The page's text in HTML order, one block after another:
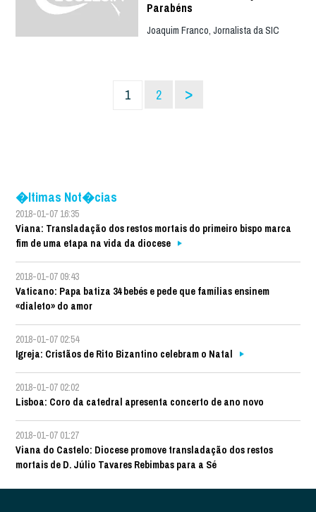
Parabéns
Joaquim Franco, Jornalista da SIC
1 2 >
�ltimas Not�cias
2018-01-07 16:35
Viana: Transladação dos restos mortais do primeiro bispo marca
fim de uma etapa na vida da diocese
2018-01-07 09:43
Vaticano: Papa batiza 34 bebés e pede que famílias ensinem
«dialeto» do amor
2018-01-07 02:54
Igreja: Cristãos de Rito Bizantino celebram o Natal
2018-01-07 02:02
Lisboa: Coro da catedral apresenta concerto de ano novo
2018-01-07 01:27
Viana do Castelo: Diocese promove transladação dos restos
mortais de D. Júlio Tavares Rebimbas para a Sé